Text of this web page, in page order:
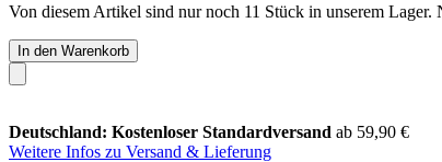
Von diesem Artikel sind nur noch 11 Stück in unserem
In den Warenkorb
Deutschland: Kostenloser Standardversand ab 59,90 €
Weitere Infos zu Versand & Lieferung